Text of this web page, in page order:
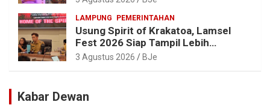
LAMPUNG PEMERINTAHAN
Usung Spirit of Krakatoa, Lamsel
Fest 2026 Siap Tampil Lebih
Spektakuler dengan Empat Event
3 Agustus 2026 BJe
Kabar Dewan